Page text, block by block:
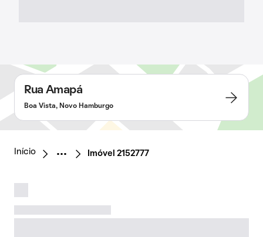
Rua Amapá
Boa Vista, Novo Hamburgo
Início Imóvel 2152777